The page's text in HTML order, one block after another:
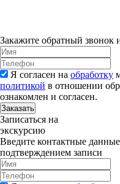
Закажите обратный звонок
Я согласен на обработку
политикой в отношении
ознакомлен и согласен.
Заказать
Записаться на
экскурсию
Введите контактные
подтверждением записи